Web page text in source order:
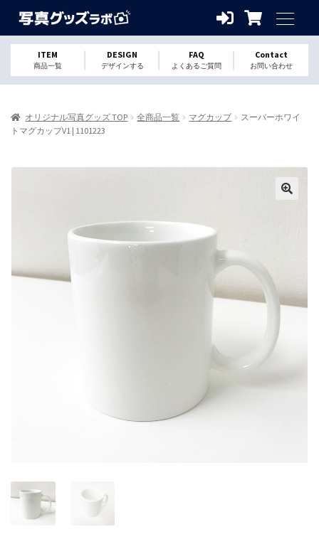
ITEM
商品一覧
DESIGN
デザインする
FAQ
よくあるご質問
Contact
お問い合わせ
オリジナル写真グッズ TOP 全商品一覧 マグカップ
スーパーホワイ
トマグカップV1 | 1101223